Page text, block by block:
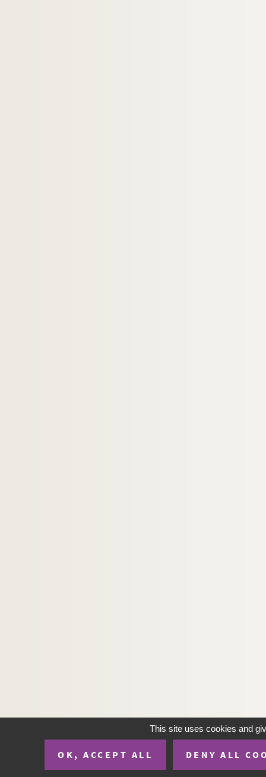
This site uses cookies and
OK, ACCEPT ALL DENY ALL